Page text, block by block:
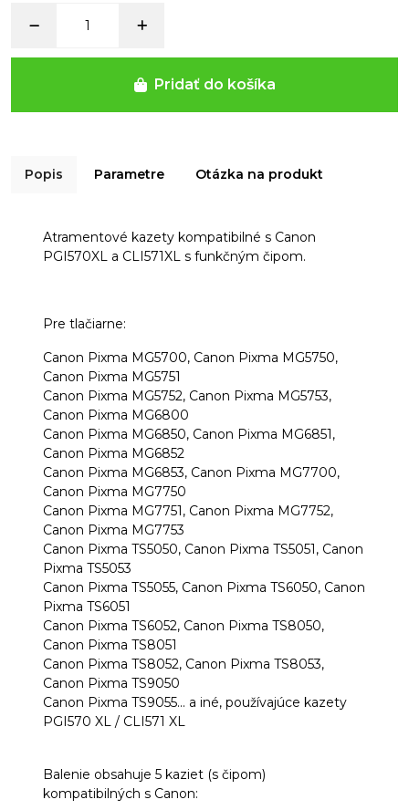
Pridať do košíka
Popis Parametre Otázka na produkt
Atramentové kazety kompatibilné s Canon
PGI570XL a CLI571XL s funkčným čipom.
Pre tlačiarne:
Canon Pixma MG5700, Canon Pixma MG5750,
Canon Pixma MG5751
Canon Pixma MG5752, Canon Pixma MG5753,
Canon Pixma MG6800
Canon Pixma MG6850, Canon Pixma MG6851,
Canon Pixma MG6852
Canon Pixma MG6853, Canon Pixma MG7700,
Canon Pixma MG7750
Canon Pixma MG7751, Canon Pixma MG7752,
Canon Pixma MG7753
Canon Pixma TS5050, Canon Pixma TS5051, Canon
Pixma TS5053
Canon Pixma TS5055, Canon Pixma TS6050, Canon
Pixma TS6051
Canon Pixma TS6052, Canon Pixma TS8050,
Canon Pixma TS8051
Canon Pixma TS8052, Canon Pixma TS8053,
Canon Pixma TS9050
Canon Pixma TS9055... a iné, používajúce kazety
PGI570 XL / CLI571 XL
Balenie obsahuje 5 kaziet (s čipom)
kompatibilných s Canon: